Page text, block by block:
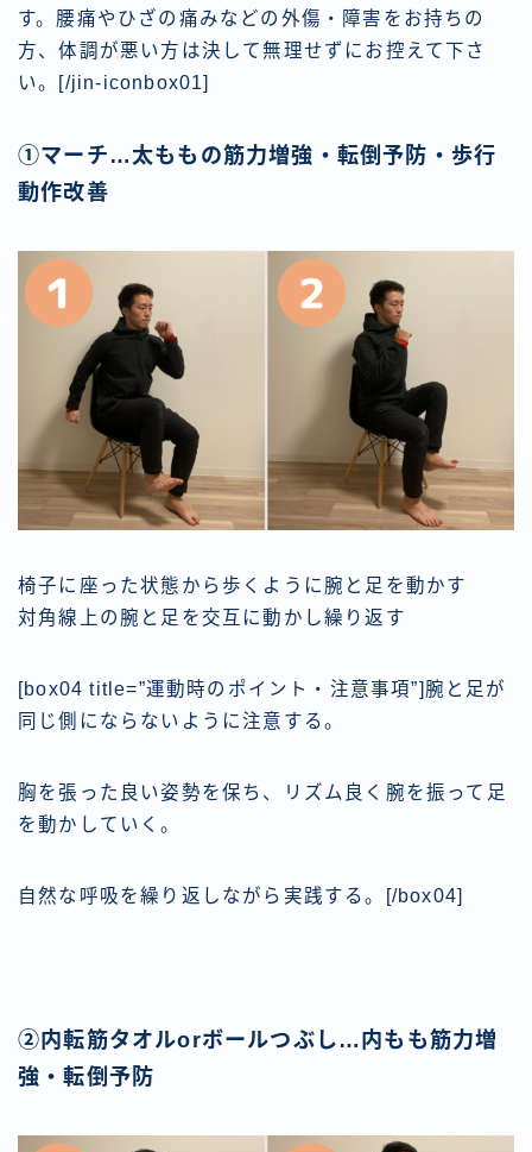
す。腰痛やひざの痛みなどの外傷・障害をお持ちの
方、体調が悪い方は決して無理せずにお控えて下さ
い。[/jin-iconbox01]
①マーチ…太ももの筋力増強・転倒予防・歩行
動作改善
椅子に座った状態から歩くように腕と足を動かす
対角線上の腕と足を交互に動かし繰り返す
[box04 title=”運動時のポイント・注意事項”]腕と足が
同じ側にならないように注意する。
胸を張った良い姿勢を保ち、リズム良く腕を振って足
を動かしていく。
自然な呼吸を繰り返しながら実践する。[/box04]
②内転筋タオルorボールつぶし…内もも筋力増
強・転倒予防